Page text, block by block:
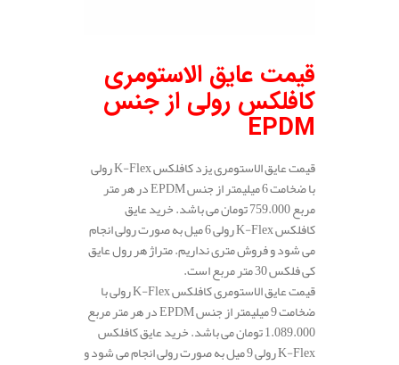
قیمت عایق الاستومری
کافلکس رولی از جنس
EPDM
قیمت عایق الاستومری یزد کافلکس K-Flex رولی
با ضخامت 6 میلیمتر از جنس EPDM در هر متر
مربع 759.000 تومان می باشد. خرید عایق
کافلکس K-Flex رولی 6 میل به صورت رولی انجام
می شود و فروش متری نداریم. متراژ هر رول عایق
کی فلکس 30 متر مربع است.
قیمت عایق الاستومری کافلکس K-Flex رولی با
ضخامت 9 میلیمتر از جنس EPDM در هر متر مربع
1.089.000 تومان می باشد. خرید عایق کافلکس
K-Flex رولی 9 میل به صورت رولی انجام می شود و